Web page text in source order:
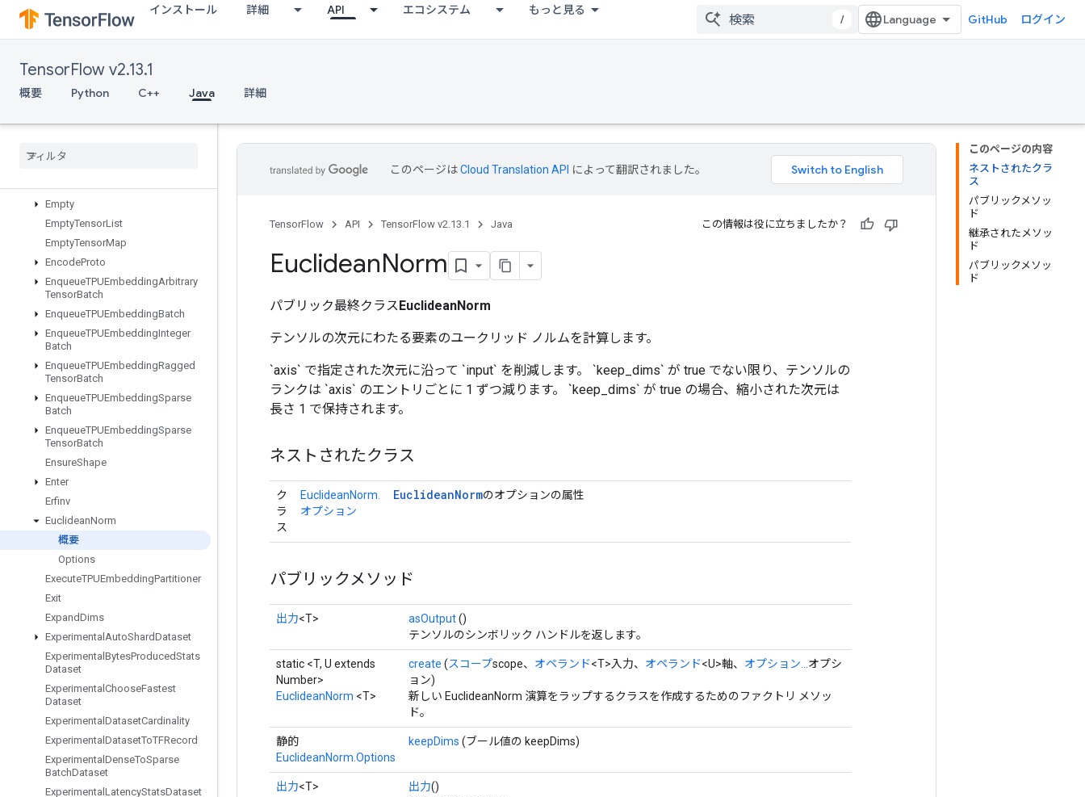
インストール 詳細 API エコシステム もっと見る
/ GitHub ログイン
TensorFlow v2.13.1
概要 Python C++ Java 詳細
DummyIterationCounter
DummyMemoryCache
DynamicEnqueueTPUEmbeddingArbitraryTensorBatch
DynamicEnqueueTPUEmbeddingRaggedTensorBatch
DynamicStitch
Empty
EmptyTensorList
EmptyTensorMap
EncodeProto
EnqueueTPUEmbeddingArbitrary
TensorBatch
EnqueueTPUEmbeddingBatch
EnqueueTPUEmbeddingInteger
Batch
EnqueueTPUEmbeddingRagged
TensorBatch
EnqueueTPUEmbeddingSparse
Batch
EnqueueTPUEmbeddingSparse
TensorBatch
EnsureShape
Enter
Erfinv
EuclideanNorm
概要
Options
ExecuteTPUEmbeddingPartitioner
Exit
ExpandDims
Experimental AutoShardDataset
Experimental BytesProducedStats
Dataset
Experimental ChooseFastest
Dataset
Experimental DatasetCardinality
Experimental DatasetToTFRecord
Experimental DenseToSparse
BatchDataset
Experimental LatencyStatsDataset
このページの内容
ネストされたクラ
ス
パブリックメソッ
ド
継承されたメソッ
ド
パブリックメソッ
ド
このページはCloud Translation API によって翻訳されました。
TensorFlow API TensorFlow v2.13.1 Java この情報は役に立ちましたか？
EuclideanNorm
パブリック最終クラスEuclideanNorm
テンソルの次元にわたる要素のユークリッド ノルムを計算します。
`axis` で指定された次元に沿って `input` を削減します。 `keep_dims` が true でない限り、テンソルの
ランクは `axis` のエントリごとに 1 ずつ減ります。 `keep_dims` が true の場合、縮小された次元は
長さ 1 で保持されます。
ネストされたクラス
ク
ラ
ス
EuclideanNorm.
オプション
EuclideanNormのオプションの属性
パブリックメソッド
出力<T> asOutput()
テンソルのシンボリック ハンドルを返します。
static <T, U extends
Number>
EuclideanNorm <T>
create (スコープscope、 オペランド<T>入力、 オペランド<U>軸、 オプション... オプシ
ョン)
新しい EuclideanNorm 演算をラップするクラスを作成するためのファクトリ メソッ
ド。
静的
EuclideanNorm.Options
keepDims (ブール値の keepDims)
出力<T> 出力()